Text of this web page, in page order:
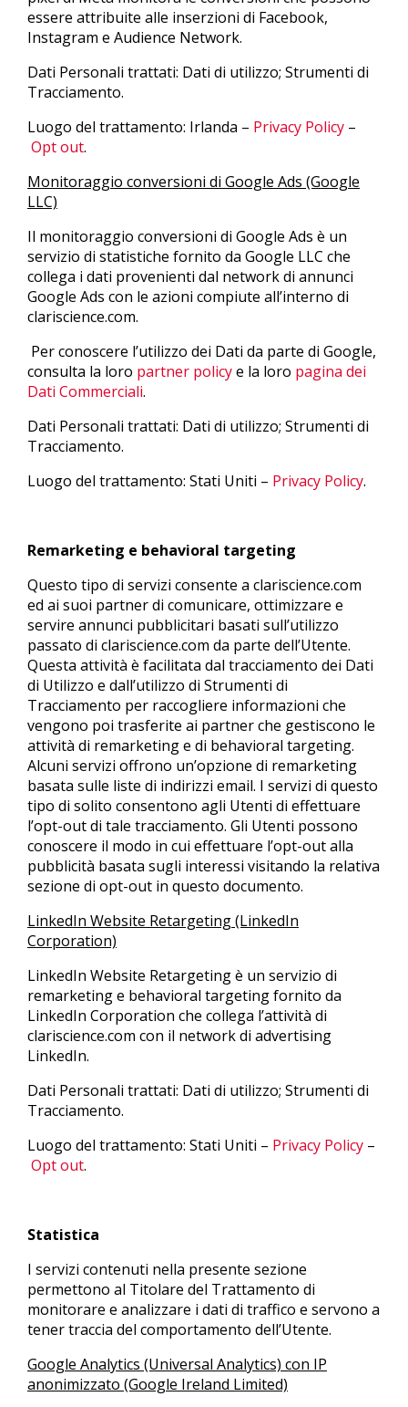
essere attribuite alle inserzioni di Facebook,
Instagram e Audience Network.
Dati Personali trattati: Dati di utilizzo; Strumenti di
Tracciamento.
Luogo del trattamento: Irlanda – Privacy Policy –
Opt out.
Monitoraggio conversioni di Google Ads (Google
LLC)
Il monitoraggio conversioni di Google Ads è un
servizio di statistiche fornito da Google LLC che
collega i dati provenienti dal network di annunci
Google Ads con le azioni compiute all’interno di
clariscience.com.
Per conoscere l’utilizzo dei Dati da parte di Google,
consulta la loro partner policye la loro pagina dei
Dati Commerciali.
Dati Personali trattati: Dati di utilizzo; Strumenti di
Tracciamento.
Luogo del trattamento: Stati Uniti – Privacy Policy.
Remarketing e behavioral targeting
Questo tipo di servizi consente a clariscience.com
ed ai suoi partner di comunicare, ottimizzare e
servire annunci pubblicitari basati sull’utilizzo
passato di clariscience.com da parte dell’Utente.
Questa attività è facilitata dal tracciamento dei Dati
di Utilizzo e dall’utilizzo di Strumenti di
Tracciamento per raccogliere informazioni che
vengono poi trasferite ai partner che gestiscono le
attività di remarketing e di behavioral targeting.
Alcuni servizi offrono un’opzione di remarketing
basata sulle liste di indirizzi email. I servizi di questo
tipo di solito consentono agli Utenti di effettuare
l’opt-out di tale tracciamento. Gli Utenti possono
conoscere il modo in cui effettuare l’opt-out alla
pubblicità basata sugli interessi visitando la relativa
sezione di opt-out in questo documento.
LinkedIn Website Retargeting (LinkedIn
Corporation)
LinkedIn Website Retargeting è un servizio di
remarketing e behavioral targeting fornito da
LinkedIn Corporation che collega l’attività di
clariscience.com con il network di advertising
LinkedIn.
Dati Personali trattati: Dati di utilizzo; Strumenti di
Tracciamento.
Luogo del trattamento: Stati Uniti – Privacy Policy –
Opt out.
Statistica
I servizi contenuti nella presente sezione
permettono al Titolare del Trattamento di
monitorare e analizzare i dati di traffico e servono a
tener traccia del comportamento dell’Utente.
Google Analytics (Universal Analytics) con IP
anonimizzato (Google Ireland Limited)